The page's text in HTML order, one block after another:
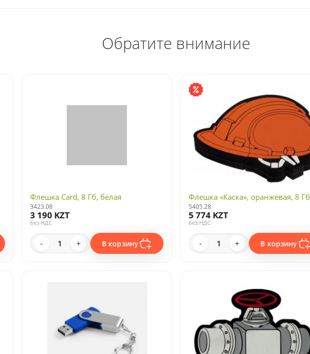
Обратите внимание
Флешка Card, 8 Гб, белая
3423.08
3 190 KZT
без НДС
- + В корзину
Флешка «Каска», оранжевая, 8 Гб
5405.28
5 774 KZT
без НДС
- + В корзину